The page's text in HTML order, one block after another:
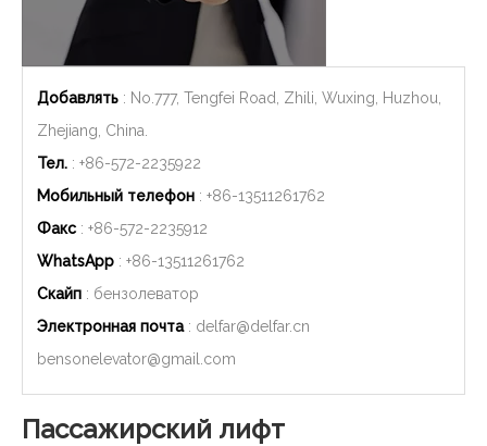
Добавлять : No.777, Tengfei Road, Zhili, Wuxing, Huzhou,
Zhejiang, China.
Тел. : +86-572-2235922
Мобильный телефон : +86-13511261762
Факс : +86-572-2235912
WhatsApp : +86-13511261762
Скайп : бензолеватор
Электронная почта: delfar@delfar.cn
bensonelevator@gmail.com
Пассажирский лифт